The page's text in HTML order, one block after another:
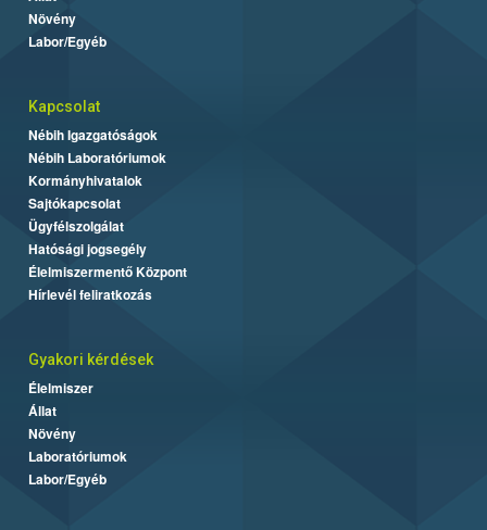
Növény
Labor/Egyéb
Kapcsolat
Nébih Igazgatóságok
Nébih Laboratóriumok
Kormányhivatalok
Sajtókapcsolat
Ügyfélszolgálat
Hatósági jogsegély
Élelmiszermentő Központ
Hírlevél feliratkozás
Gyakori kérdések
Élelmiszer
Állat
Növény
Laboratóriumok
Labor/Egyéb